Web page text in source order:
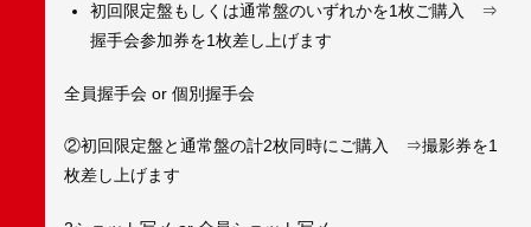
初回限定盤もしくは通常盤のいずれかを1枚ご購入 ⇒
握手会参加券を1枚差し上げます
全員握手会 or 個別握手会
②初回限定盤と通常盤の計2枚同時にご購入 ⇒撮影券を1
枚差し上げます